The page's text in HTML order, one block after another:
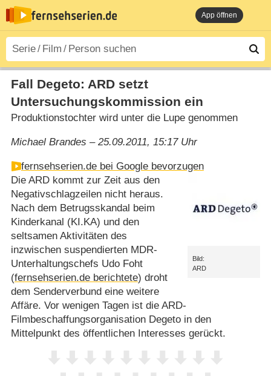
App öffnen
Fall Degeto: ARD setzt
Untersuchungskommission ein
Produktionstochter wird unter die Lupe genommen
Michael Brandes – 25.09.2011, 15:17 Uhr
fernsehserien.de bei Google bevorzugen
Bild:
ARD
Die ARD kommt zur Zeit aus den
Negativschlagzeilen nicht heraus.
Nach dem Betrugsskandal beim
Kinderkanal (KI.KA) und den
seltsamen Aktivitäten des
inzwischen suspendierten MDR-
Unterhaltungschefs Udo Foht
(fernsehserien.de berichtete) droht
dem Senderverbund eine weitere
Affäre. Vor wenigen Tagen ist die ARD-
Filmbeschaffungsorganisation Degeto in den
Mittelpunkt des öffentlichen Interesses gerückt.